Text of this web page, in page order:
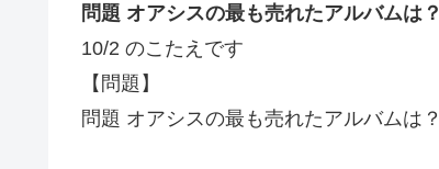
問題 オアシスの最も売れたアルバムは？
10/2 のこたえです
【問題】
問題 オアシスの最も売れたアルバムは？